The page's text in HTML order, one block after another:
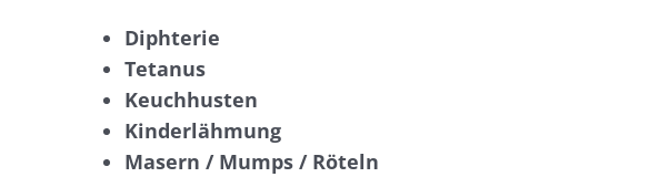
Diphterie
Tetanus
Keuchhusten
Kinderlähmung
Masern / Mumps / Röteln